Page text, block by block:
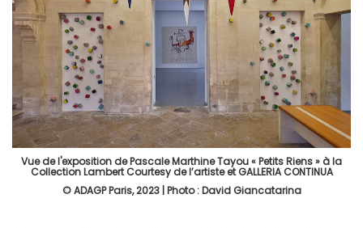
Vue de l'exposition de Pascale Marthine Tayou « Petits Riens » à la
Collection Lambert Courtesy de l’artiste et GALLERIA CONTINUA
© ADAGP Paris, 2023 | Photo : David Giancatarina